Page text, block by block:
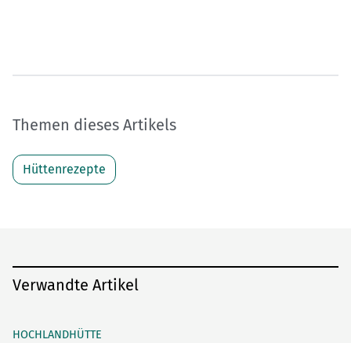
Themen dieses Artikels
Hüttenrezepte
Verwandte Artikel
HOCHLANDHÜTTE